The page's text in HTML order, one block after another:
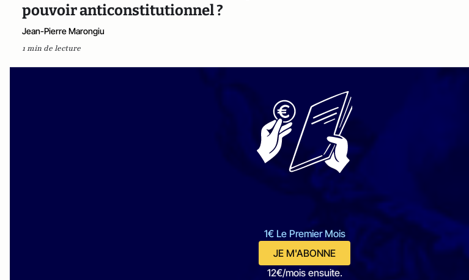
pouvoir anticonstitutionnel ?
Jean-Pierre Marongiu
1 min de lecture
1€ Le Premier Mois
JE M'ABONNE
12€/mois ensuite.